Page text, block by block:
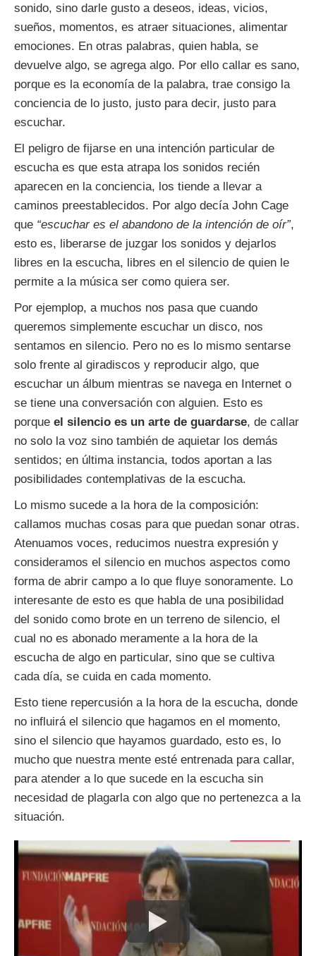
sonido, sino darle gusto a deseos, ideas, vicios,
sueños, momentos, es atraer situaciones, alimentar
emociones. En otras palabras, quien habla, se
devuelve algo, se agrega algo. Por ello callar es sano,
porque es la economía de la palabra, trae consigo la
conciencia de lo justo, justo para decir, justo para
escuchar.
El peligro de fijarse en una intención particular de
escucha es que esta atrapa los sonidos recién
aparecen en la conciencia, los tiende a llevar a
caminos preestablecidos. Por algo decía John Cage
que “escuchar es el abandono de la intención de oír”,
esto es, liberarse de juzgar los sonidos y dejarlos
libres en la escucha, libres en el silencio de quien le
permite a la música ser como quiera ser.
Por ejemplop, a muchos nos pasa que cuando
queremos simplemente escuchar un disco, nos
sentamos en silencio. Pero no es lo mismo sentarse
solo frente al giradiscos y reproducir algo, que
escuchar un álbum mientras se navega en Internet o
se tiene una conversación con alguien. Esto es
porque el silencio es un arte de guardarse, de callar
no solo la voz sino también de aquietar los demás
sentidos; en última instancia, todos aportan a las
posibilidades contemplativas de la escucha.
Lo mismo sucede a la hora de la composición:
callamos muchas cosas para que puedan sonar otras.
Atenuamos voces, reducimos nuestra expresión y
consideramos el silencio en muchos aspectos como
forma de abrir campo a lo que fluye sonoramente. Lo
interesante de esto es que habla de una posibilidad
del sonido como brote en un terreno de silencio, el
cual no es abonado meramente a la hora de la
escucha de algo en particular, sino que se cultiva
cada día, se cuida en cada momento.
Esto tiene repercusión a la hora de la escucha, donde
no influirá el silencio que hagamos en el momento,
sino el silencio que hayamos guardado, esto es, lo
mucho que nuestra mente esté entrenada para callar,
para atender a lo que sucede en la escucha sin
necesidad de plagarla con algo que no pertenezca a la
situación.